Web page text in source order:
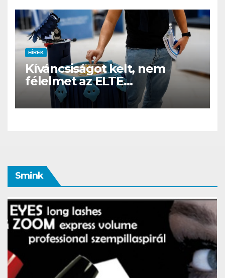
HÍREK
Kíváncsiságot kelt, nem
félelmet az ELTE
etológusainak felszolgáló
robotja
Smink